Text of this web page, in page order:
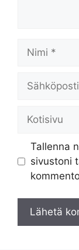
Tallenna
sivustoni